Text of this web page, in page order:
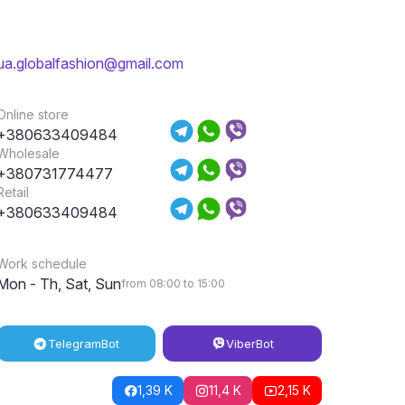
store
schedule
- Th, Sat, Sunfrom 08:00 to 15:00
TelegramBot ViberBot
1,39 K 11,4 K 2,15 K